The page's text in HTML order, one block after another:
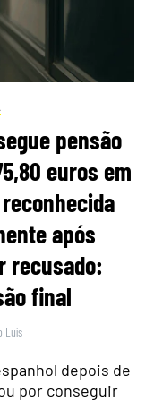
pensão
euros em
após
recusado:
final
Luís
depois de
por conseguir